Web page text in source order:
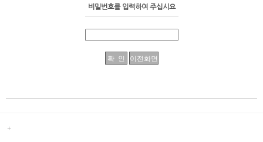
비밀번호를 입력하여 주십시요